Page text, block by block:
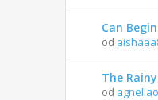
Can
od
The
od